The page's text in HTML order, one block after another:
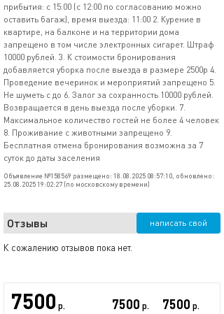
прибытия: с 15:00 (с 12:00 по согласованию можно
оставить багаж), время выезда: 11:00 2. Курение в
квартире, на балконе и на территории дома
запрещено в том числе электронных сигарет. Штраф
10000 рублей. 3. К стоимости бронирования
добавляется уборка после выезда в размере 2500р 4.
Проведение вечеринок и мероприятий запрещено 5.
Не шуметь с до 6. Залог за сохранность 10000 рублей.
Возвращается в день выезда после уборки. 7.
Максимальное количество гостей не более 4 человек
8. Проживание с животными запрещено 9.
Бесплатная отмена бронирования возможна за 7
суток до даты заселения
Объявление №158569 размещено: 18.08.2025 08:57:10, обновлено:
25.08.2025 19:02:27 (по московскому времени)
Отзывы написать свой
К сожалению отзывов пока нет.
7500 р.
7500 р.
7500 р.